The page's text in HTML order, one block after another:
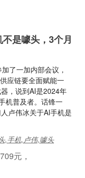
是噱头，3个月
了一加内部会议，
应链要全面赋能一
，说到AI是2024年
机普及者。话锋一
卢伟冰关于AI手机是
,手机,卢伟,噱头